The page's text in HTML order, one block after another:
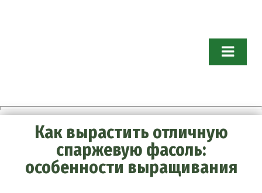
Огород без
садоводам
Как вырастить отличную
спаржевую фасоль:
особенности выращивания